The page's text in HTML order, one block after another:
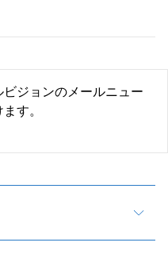
ジョンのメールニュー
す。